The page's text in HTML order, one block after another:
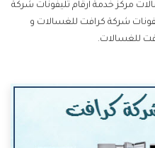
مركز خدمة ارقام تليفونات شركة
شركة كرافت للغسالات و
للغسالات.